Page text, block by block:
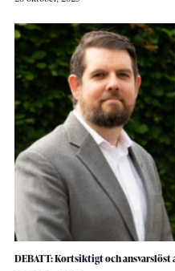
DEBATT: Kortsiktigt och ansvarslöst